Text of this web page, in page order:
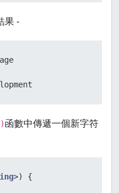
果 -
函數中傳遞一個新字符
>) {